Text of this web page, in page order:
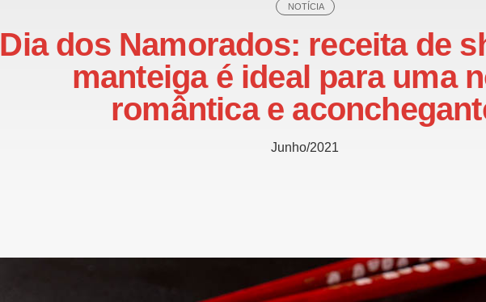
NOTÍCIA
Dia dos Namorados: receita de
manteiga é ideal para uma
romântica e
Junho/2021